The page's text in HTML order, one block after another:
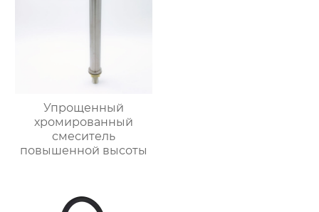
Упрощенный
хромированный
смеситель
повышенной высоты